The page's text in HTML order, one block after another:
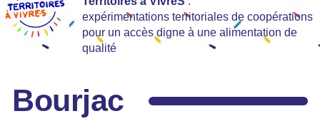
expérimentations territoriales de coopérations
pour un accès digne à une alimentation de
qualité
Bourjac